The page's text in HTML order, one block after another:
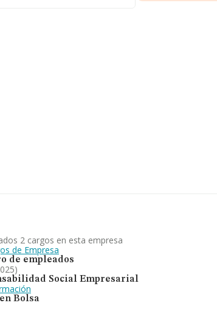
2 cargos en esta empresa
de Empresa
de empleados
Social Empresarial
Bolsa